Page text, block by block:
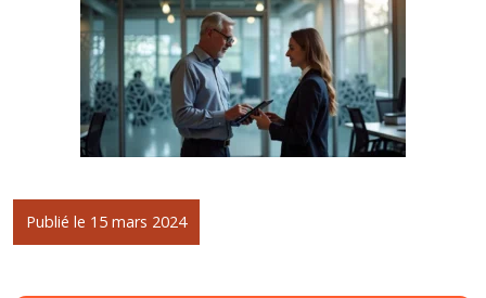
Publié le 15 mars 2024